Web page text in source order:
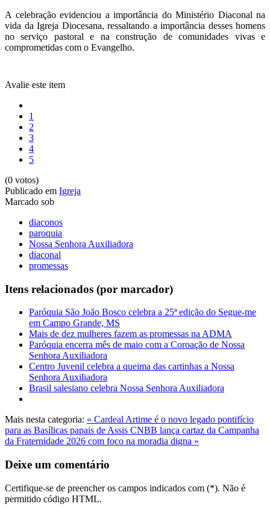
A celebração evidenciou a importância do Ministério Diaconal na
vida da Igreja Diocesana, ressaltando a importância desses homens
no serviço pastoral e na construção de comunidades vivas e
comprometidas com o Evangelho.
Avalie este item
1
2
3
4
5
(0 votos)
Publicado em Igreja
Marcado sob
diaconos
paroquia
Nossa Senhora Auxiliadora
diaconal
promessas
Itens relacionados (por marcador)
Paróquia São João Bosco celebra a 25ª edição do Segue-me
em Campo Grande, MS
Mais de dez mulheres fazem as promessas na ADMA
Paróquia encerra mês de maio com a Coroação de Nossa
Senhora Auxiliadora
Centro Juvenil celebra a queima das cartinhas a Nossa
Senhora Auxiliadora
Brasil salesiano celebra Nossa Senhora Auxiliadora
Mais nesta categoria: « Cardeal Artime é o novo legado pontifício
para as Basílicas papais de Assis CNBB lança cartaz da Campanha
da Fraternidade 2026 com foco na moradia digna »
Deixe um comentário
Certifique-se de preencher os campos indicados com (*). Não é
permitido código HTML.